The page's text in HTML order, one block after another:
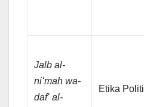
Jalb al-
niʻmah wa-
dafʻ al-
Etika